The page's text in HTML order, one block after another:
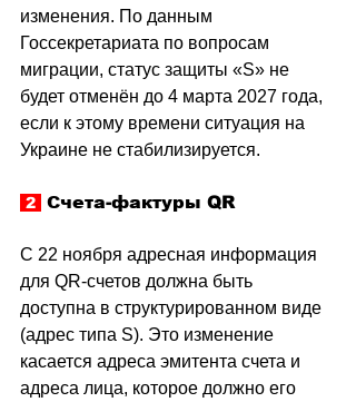
изменения. По данным
Госсекретариата по вопросам
миграции, статус защиты «S» не
будет отменён до 4 марта 2027 года,
если к этому времени ситуация на
Украине не стабилизируется.
2 Счета-фактуры QR
С 22 ноября адресная информация
для QR-счетов должна быть
доступна в структурированном виде
(адрес типа S). Это изменение
касается адреса эмитента счета и
адреса лица, которое должно его